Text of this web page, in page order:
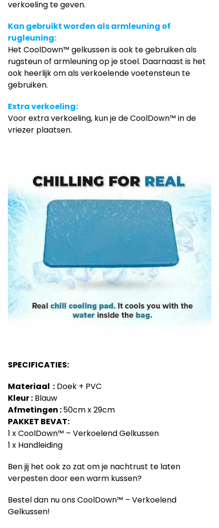
verkoeling te geven.
Kan gebruikt worden als armleuning of
rugleuning:
Het CoolDown™ gelkussen is ook te gebruiken als
rugsteun of armleuning op je stoel. Daarnaast is het
ook heerlijk om als verkoelende voetensteun te
gebruiken.
Extra verkoeling:
Voor extra verkoeling, kun je de CoolDown™ in de
vriezer plaatsen.
SPECIFICATIES:
Materiaal : Doek + PVC
Kleur : Blauw
Afmetingen :50cm x 29cm
PAKKET BEVAT:
1 x CoolDown™ – Verkoelend Gelkussen
1 x Handleiding
Ben jij het ook zo zat om je nachtrust te laten
verpesten door een warm kussen?
Bestel dan nu ons CoolDown™ – Verkoelend
Gelkussen!